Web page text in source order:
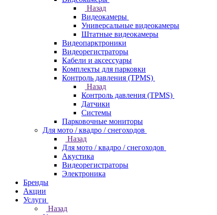
Назад
Видеокамеры
Универсальные видеокамеры
Штатные видеокамеры
Видеопарктроники
Видеорегистраторы
Кабели и аксессуары
Комплекты для парковки
Контроль давления (TPMS)
Назад
Контроль давления (TPMS)
Датчики
Системы
Парковочные мониторы
Для мото / квадро / снегоходов
Назад
Для мото / квадро / снегоходов
Акустика
Видеорегистраторы
Электроника
Бренды
Акции
Услуги
Назад